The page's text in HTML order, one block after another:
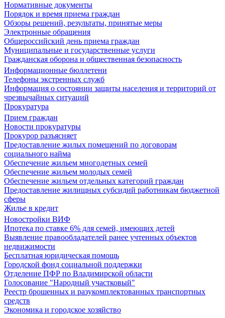
Нормативные документы
Порядок и время приема граждан
Обзоры решений, результаты, принятые меры
Электронные обращения
Общероссийский день приема граждан
Муниципальные и государственные услуги
Гражданская оборона и общественная безопасность
Информационные бюллетени
Телефоны экстренных служб
Информация о состоянии защиты населения и территорий от
чрезвычайных ситуаций
Прокуратура
Прием граждан
Новости прокуратуры
Прокурор разъясняет
Предоставление жилых помещений по договорам
социального найма
Обеспечение жильем многодетных семей
Обеспечение жильем молодых семей
Обеспечение жильем отдельных категорий граждан
Предоставление жилищных субсидий работникам бюджетной
сферы
Жилье в кредит
Новостройки ВИФ
Ипотека по ставке 6% для семей, имеющих детей
Выявление правообладателей ранее учтенных объектов
недвижимости
Бесплатная юридическая помощь
Городской фонд социальной поддержки
Отделение ПФР по Владимирской области
Голосование "Народный участковый"
Реестр брошенных и разукомплектованных транспортных
средств
Экономика и городское хозяйство